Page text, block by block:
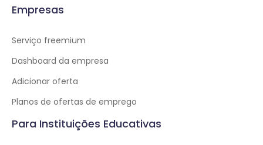
Empresas
Serviço freemium
Dashboard da empresa
Adicionar oferta
Planos de ofertas de emprego
Para Instituições Educativas